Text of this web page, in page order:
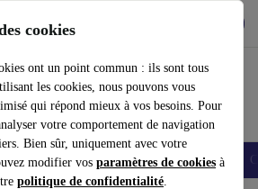
cookies
ont un point commun : ils sont tous
les cookies, nous pouvons vous
qui répond mieux à vos besoins. Pour
votre comportement de navigation
Bien sûr, uniquement avec votre
modifier vos paramètres de cookies à
politique de confidentialité.
et facilement
Tablettes Montres connectées Accessoires